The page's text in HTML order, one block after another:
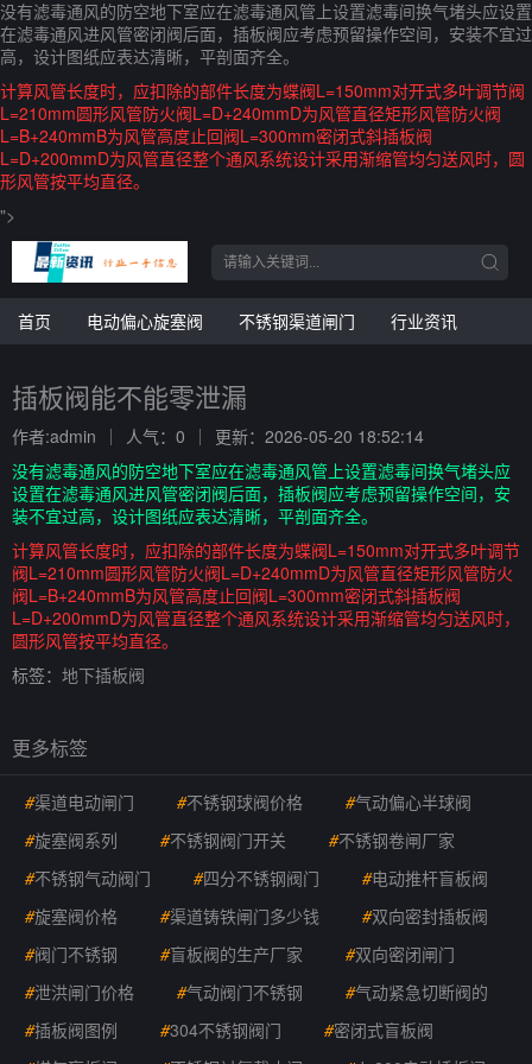
没有滤毒通风的防空地下室应在滤毒通风管上设置滤毒间换气堵头应设置
在滤毒通风进风管密闭阀后面，插板阀应考虑预留操作空间，安装不宜过
高，设计图纸应表达清晰，平剖面齐全。
计算风管长度时，应扣除的部件长度为蝶阀L=150mm对开式多叶调节阀
L=210mm圆形风管防火阀L=D+240mmD为风管直径矩形风管防火阀
L=B+240mmB为风管高度止回阀L=300mm密闭式斜插板阀
L=D+200mmD为风管直径整个通风系统设计采用渐缩管均匀送风时，圆
形风管按平均直径。
">
首页 电动偏心旋塞阀 不锈钢渠道闸门 行业资讯
插板阀能不能零泄漏
作者:admin 人气：0
更新：2026-05-20 18:52:14
没有滤毒通风的防空地下室应在滤毒通风管上设置滤毒间换气堵头应
设置在滤毒通风进风管密闭阀后面，插板阀应考虑预留操作空间，安
装不宜过高，设计图纸应表达清晰，平剖面齐全。
计算风管长度时，应扣除的部件长度为蝶阀L=150mm对开式多叶调节
阀L=210mm圆形风管防火阀L=D+240mmD为风管直径矩形风管防火
阀L=B+240mmB为风管高度止回阀L=300mm密闭式斜插板阀
L=D+200mmD为风管直径整个通风系统设计采用渐缩管均匀送风时，
圆形风管按平均直径。
标签： 地下插板阀
更多标签
#渠道电动闸门 #不锈钢球阀价格 #气动偏心半球阀
#旋塞阀系列 #不锈钢阀门开关 #不锈钢卷闸厂家
#不锈钢气动阀门 #四分不锈钢阀门 #电动推杆盲板阀
#旋塞阀价格 #渠道铸铁闸门多少钱 #双向密封插板阀
#阀门不锈钢 #盲板阀的生产厂家 #双向密闭闸门
#泄洪闸门价格 #气动阀门不锈钢 #气动紧急切断阀的
#插板阀图例 #304不锈钢阀门 #密闭式盲板阀